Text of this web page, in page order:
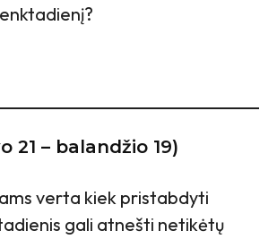
21 – balandžio 19)
verta kiek pristabdyti
gali atnešti netikėtų